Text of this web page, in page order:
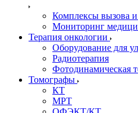
Комплексы вызова и
Мониторинг
Терапия онкологии
Оборудование для
Радиотерапия
Фотодинамическая
Томографы
КТ
МРТ